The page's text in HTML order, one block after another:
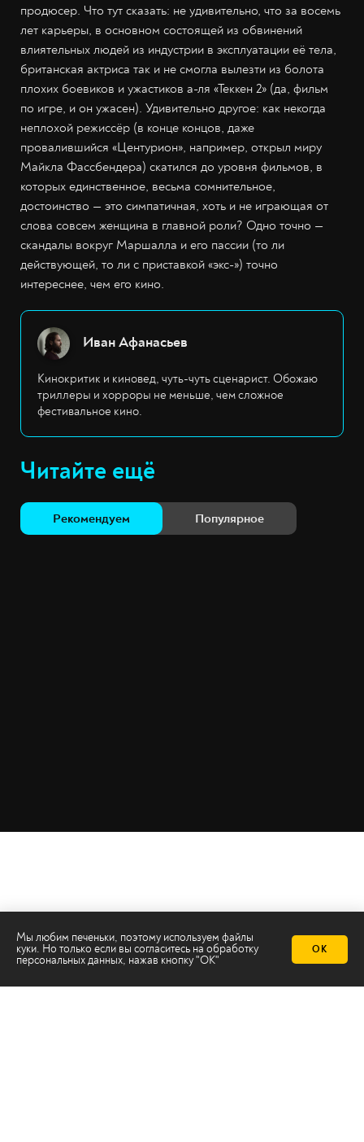
продюсер. Что тут сказать: не удивительно, что за восемь
лет карьеры, в основном состоящей из обвинений
влиятельных людей из индустрии в эксплуатации её тела,
британская актриса так и не смогла вылезти из болота
плохих боевиков и ужастиков а-ля «Теккен 2» (да, фильм
по игре, и он ужасен). Удивительно другое: как некогда
неплохой режиссёр (в конце концов, даже
провалившийся «Центурион», например, открыл миру
Майкла Фассбендера) скатился до уровня фильмов, в
которых единственное, весьма сомнительное,
достоинство — это симпатичная, хоть и не играющая от
слова совсем женщина в главной роли? Одно точно —
скандалы вокруг Маршалла и его пассии (то ли
действующей, то ли с приставкой «экс-») точно
интереснее, чем его кино.
Иван Афанасьев
Кинокритик и киновед, чуть-чуть сценарист. Обожаю
триллеры и хорроры не меньше, чем сложное
фестивальное кино.
Читайте ещё
Рекомендуем Популярное
Мы любим печеньки, поэтому используем файлы
куки. Но только если вы согласитесь на обработку
персональных данных, нажав кнопку "ОК"
ОК